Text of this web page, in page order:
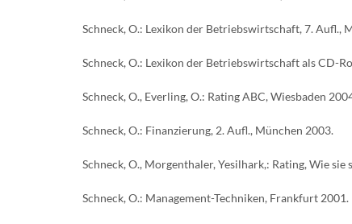
Schneck, O.: Lexikon der Betriebswirtschaft, 7. Aufl.,
Schneck, O.: Lexikon der Betriebswirtschaft als CD-
Schneck, O., Everling, O.: Rating ABC, Wiesbaden
Schneck, O.: Finanzierung, 2. Aufl., München 2003.
Schneck, O., Morgenthaler, Yesilhark,: Rating, Wie
Schneck, O.: Management-Techniken, Frankfurt 2001.